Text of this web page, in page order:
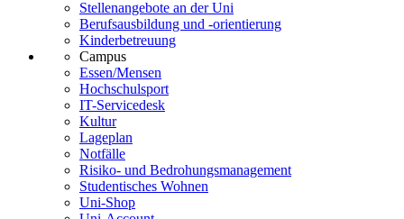
Stellenangebote an der Uni
Berufsausbildung und -orientierung
Kinderbetreuung
Campus
Essen/Mensen
Hochschulsport
IT-Servicedesk
Kultur
Lageplan
Notfälle
Risiko- und Bedrohungsmanagement
Studentisches Wohnen
Uni-Shop